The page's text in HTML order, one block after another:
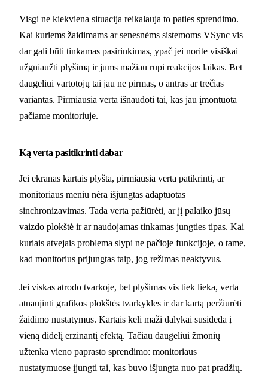
Visgi ne kiekviena situacija reikalauja to paties sprendimo.
Kai kuriems žaidimams ar senesnėms sistemoms VSync vis
dar gali būti tinkamas pasirinkimas, ypač jei norite visiškai
užgniaužti plyšimą ir jums mažiau rūpi reakcijos laikas. Bet
daugeliui vartotojų tai jau ne pirmas, o antras ar trečias
variantas. Pirmiausia verta išnaudoti tai, kas jau įmontuota
pačiame monitoriuje.
Ką verta pasitikrinti dabar
Jei ekranas kartais plyšta, pirmiausia verta patikrinti, ar
monitoriaus meniu nėra išjungtas adaptuotas
sinchronizavimas. Tada verta pažiūrėti, ar jį palaiko jūsų
vaizdo plokštė ir ar naudojamas tinkamas jungties tipas. Kai
kuriais atvejais problema slypi ne pačioje funkcijoje, o tame,
kad monitorius prijungtas taip, jog režimas neaktyvus.
Jei viskas atrodo tvarkoje, bet plyšimas vis tiek lieka, verta
atnaujinti grafikos plokštės tvarkykles ir dar kartą peržiūrėti
žaidimo nustatymus. Kartais keli maži dalykai susideda į
vieną didelį erzinantį efektą. Tačiau daugeliui žmonių
užtenka vieno paprasto sprendimo: monitoriaus
nustatymuose įjungti tai, kas buvo išjungta nuo pat pradžių.